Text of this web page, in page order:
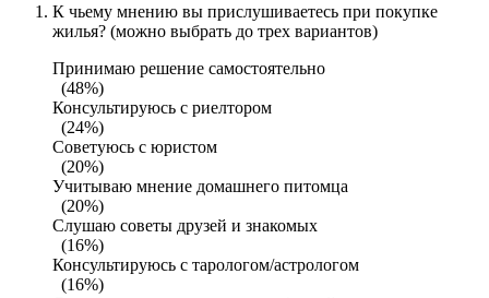
К чьему мнению вы прислушиваетесь при покупке
жилья? (можно выбрать до трех вариантов)
Принимаю решение самостоятельно
(48%)
Консультируюсь с риелтором
(24%)
Советуюсь с юристом
(20%)
Учитываю мнение домашнего питомца
(20%)
Слушаю советы друзей и знакомых
(16%)
Консультируюсь с тарологом/астрологом
(16%)